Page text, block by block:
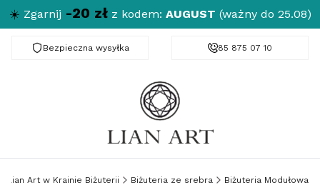
☀️ Zgarnij -20 zł z kodem: AUGUST (ważny do 25.08)
Bezpieczna wysyłka Darmowa dostawa od 150 zł
85 875 07 10
Lian Art w Krainie Biżuterii Biżuteria ze srebra Biżuteria Modułowa